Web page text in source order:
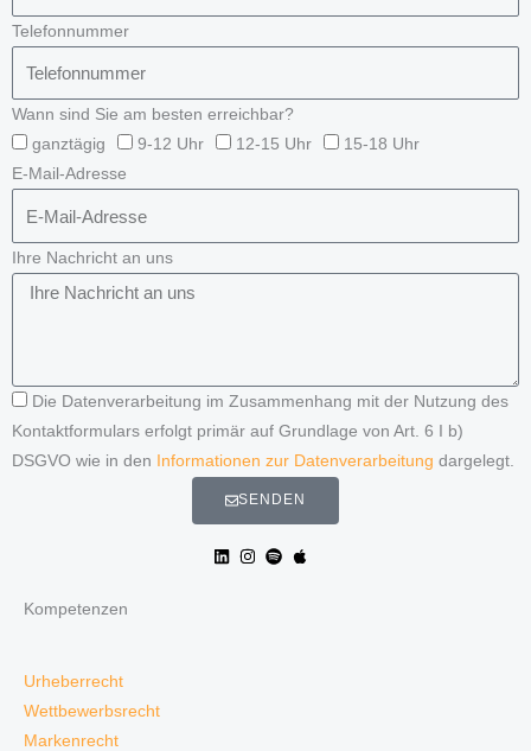
Telefonnummer
Wann sind Sie am besten erreichbar?
ganztägig
9-12 Uhr 12-15 Uhr
15-18 Uhr
E-Mail-Adresse
Ihre Nachricht an uns
Die Datenverarbeitung im Zusammenhang mit der Nutzung des
Kontaktformulars erfolgt primär auf Grundlage von Art. 6 I b)
DSGVO wie in den
Informationen zur Datenverarbeitung dargelegt.
SENDEN
Kompetenzen
Urheberrecht
Wettbewerbsrecht
Markenrecht